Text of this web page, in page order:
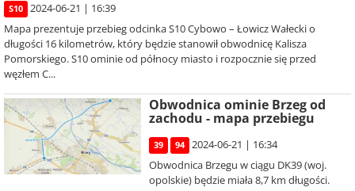
S10
2024-06-21 | 16:39
Mapa prezentuje przebieg odcinka S10 Cybowo – Łowicz Wałecki o
długości 16 kilometrów, który będzie stanowił obwodnicę Kalisza
Pomorskiego. S10 ominie od północy miasto i rozpocznie się przed
węzłem C...
Obwodnica ominie Brzeg od
zachodu - mapa przebiegu
39 94
2024-06-21 | 16:34
Obwodnica Brzegu w ciągu DK39 (woj.
opolskie) będzie miała 8,7 km długości.